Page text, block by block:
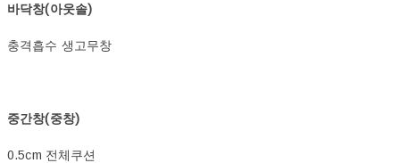
바닥창(아웃솔)
충격흡수 생고무창
중간창(중창)
0.5cm 전체쿠션